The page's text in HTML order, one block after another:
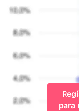
para